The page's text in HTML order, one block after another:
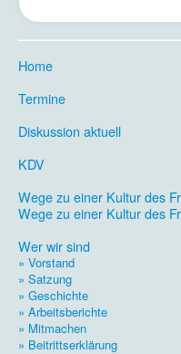
Home
Termine
Diskussion aktuell
KDV
Wege zu einer Kultur des
Wege zu einer Kultur des
Wer wir sind
» Vorstand
» Satzung
» Geschichte
» Arbeitsberichte
» Mitmachen
» Beitrittserklärung